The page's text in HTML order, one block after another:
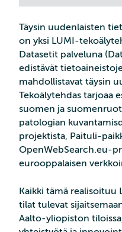
Täysin uudenlaisten
on yksi LUMI-
Datasetit palveluna
edistävät
mahdollistavat täysin
Tekoälytehdas tarjoaa
suomen ja
patologian
projektista, Paituli-
OpenWebSearch.eu-
eurooppalaisen
Kaikki tämä realisoituu
tilat tulevat
Aalto-yliopiston